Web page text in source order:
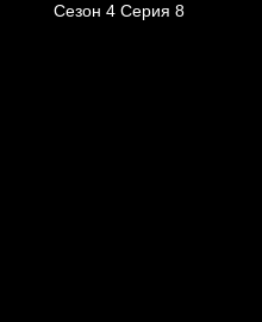
Сезон 4 Серия 8